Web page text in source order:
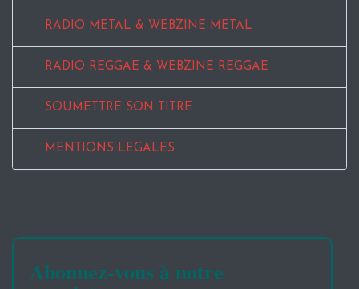
RADIO METAL & WEBZINE METAL
RADIO REGGAE & WEBZINE REGGAE
SOUMETTRE SON TITRE
MENTIONS LEGALES
Abonnez-vous à notre